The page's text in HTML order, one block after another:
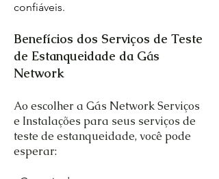
confiáveis.
Benefícios dos Serviços de Teste
de Estanqueidade da Gás
Network
Ao escolher a Gás Network Serviços
e Instalações para seus serviços de
teste de estanqueidade, você pode
esperar: